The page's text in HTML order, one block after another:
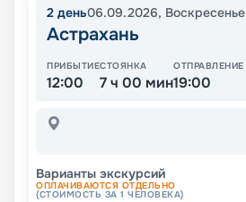
2 день06.09.2026, Воскресенье
Астрахань
ПРИБЫТИЕ
12:00
СТОЯНКА
7 ч 00 мин
ОТПРАВЛЕНИЕ
19:00
Варианты экскурсий
ОПЛАЧИВАЮТСЯ ОТДЕЛЬНО
(СТОИМОСТЬ ЗА 1 ЧЕЛОВЕКА)